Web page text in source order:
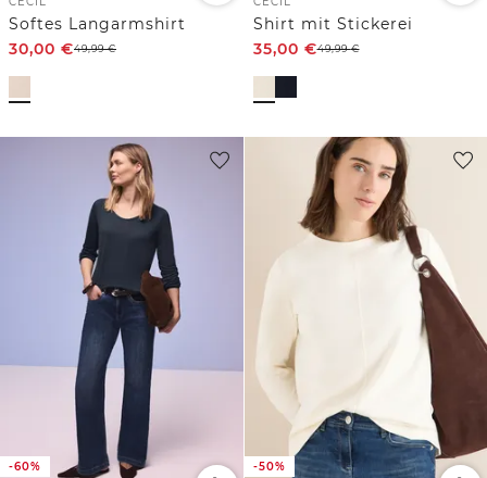
Softes Langarmshirt
30,00 €49,99€
Shirt mit Stickerei
35,00 €49,99€
-60% -50%